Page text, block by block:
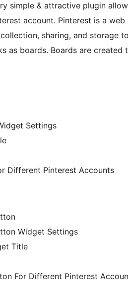
simple & attractive plugin
account. Pinterest is a
sharing, and storage
as boards. Boards are created
Settings
Different Pinterest Accounts
Widget Settings
Title
For Different Pinterest